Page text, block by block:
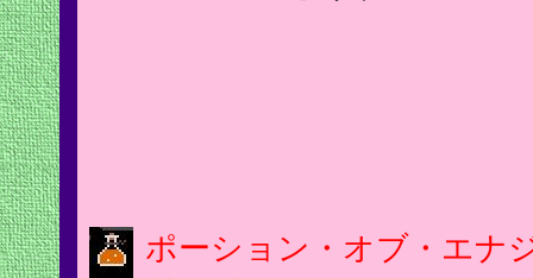
ポーション・オブ・エナ